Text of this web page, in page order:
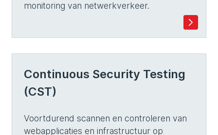
monitoring van netwerkverkeer.
Continuous Security Testing
(CST)
Voortdurend scannen en controleren van
webapplicaties en infrastructuur op